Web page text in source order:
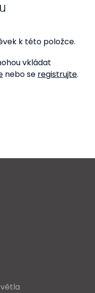
k této položce.
vkládat
nebo se registrujte.